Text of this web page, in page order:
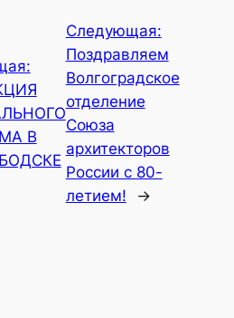
В
Следующая:
Поздравляем
Волгоградское
отделение
Союза
архитекторов
России с 80-
летием!
→